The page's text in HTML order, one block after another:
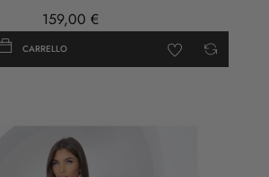
159,00 €
CARRELLO